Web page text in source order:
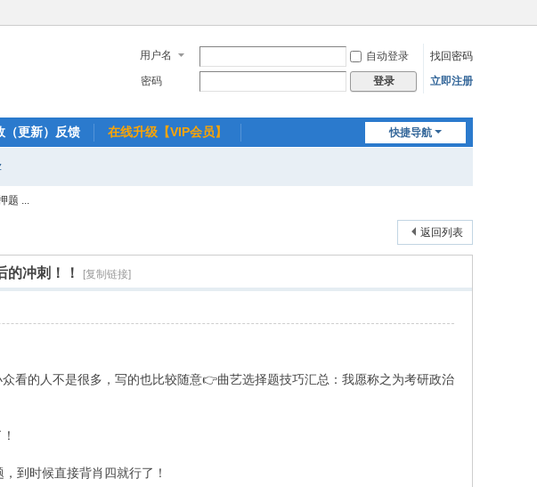
用户名 自动登录
找回密码
密码
登录 立即注册
快捷导航
（更新）反馈 在线升级【VIP会员】
题 ...
返回列表
冲刺！！ [复制链接]
看的人不是很多，写的也比较随意👉曲艺选择题技巧汇总：我愿称之为考研政治
到时候直接背肖四就行了！